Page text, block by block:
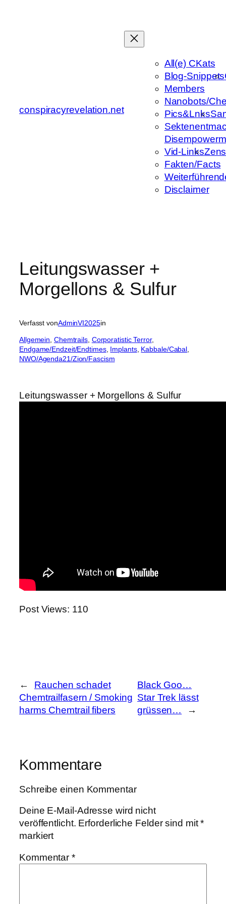
conspiracyrevelation.net
All(e) CKats
Blog-Snippets
Members
Nanobots/
Pics&Lnks
Vid-Links
Fakten/Facts
Disclaimer
Leitungswasser +
Morgellons & Sulfur
Verfasst vonAdminVI2025in
Allgemein Chemtrails, Corporatistic Terror
Endgame/Endzeit/Endtimes, Implants, Kabbale/Cabal
NWO/Agenda21/Zion/Fascism
Leitungswasser + Morgellons & Sulfur
Post Views: 110
←
Rauchen schadet
Chemtrailfasern / Smoking
harms Chemtrail fibers
Black Goo…
Star Trek lässt
grüssen…
→
Kommentare
Schreibe einen Kommentar
Deine E-Mail-Adresse wird nicht
veröffentlicht. Erforderliche Felder sind mit*
markiert
Kommentar*